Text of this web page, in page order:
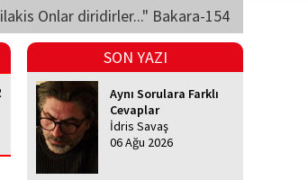
Onlar diridirler..." Bakara-154
SON YAZI
Aynı Sorulara Farklı
Cevaplar
İdris Savaş
06 Ağu 2026